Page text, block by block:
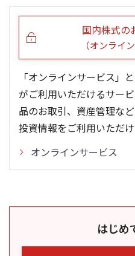
13週移動平均 26週移
5ヶ月移動平均 25ヶ月
国内株式の
（オンライ
「オンラインサービス」
がご利用いただけるサー
品のお取引、資産管理な
投資情報をご利用いただけ
オンラインサービス
はじめ